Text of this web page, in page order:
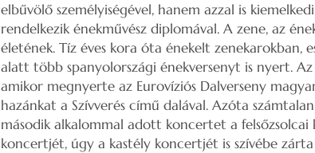
elbűvölő személyiségével, hanem azzal is
rendelkezik énekművész diplomával. A zene, az
életének. Tíz éves kora óta énekelt zenekarokban,
alatt több spanyolországi énekversenyt is nyert.
amikor megnyerte az Eurovíziós Dalverseny
hazánkat a Szívverés című dalával. Azóta
második alkalommal adott koncertet a
koncertjét, úgy a kastély koncertjét is szívébe zárta